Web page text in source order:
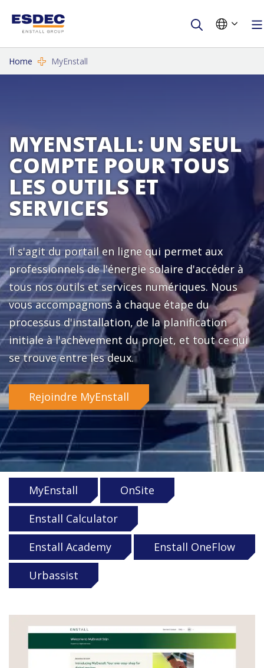
Home MyEnstall
MYENSTALL: UN SEUL
COMPTE POUR TOUS
LES OUTILS ET
SERVICES
Il s'agit du portail en ligne qui permet aux
professionnels de l'énergie solaire d'accéder à
tous nos outils et services numériques. Nous
vous accompagnons à chaque étape du
processus d'installation, de la planification
initiale à l'achèvement du projet, et tout ce qui
se trouve entre les deux.
Rejoindre MyEnstall
MyEnstall
OnSite
Enstall Calculator
Enstall Academy
Enstall OneFlow
Urbassist